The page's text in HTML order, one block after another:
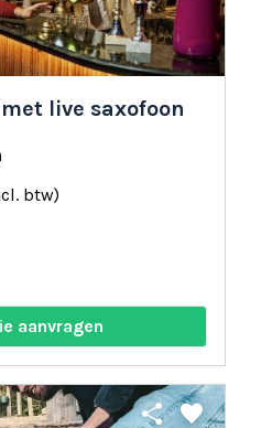
live saxofoon
btw)
aanvragen
share favorite